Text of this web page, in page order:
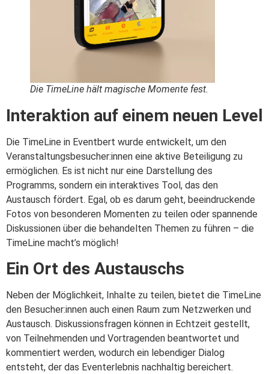
Die TimeLine hält magische Momente fest.
Interaktion auf einem neuen Level
Die TimeLine in Eventbert wurde entwickelt, um den
Veranstaltungsbesucher:innen eine aktive Beteiligung zu
ermöglichen. Es ist nicht nur eine Darstellung des
Programms, sondern ein interaktives Tool, das den
Austausch fördert. Egal, ob es darum geht, beeindruckende
Fotos von besonderen Momenten zu teilen oder spannende
Diskussionen über die behandelten Themen zu führen – die
TimeLine macht’s möglich!
Ein Ort des Austauschs
Neben der Möglichkeit, Inhalte zu teilen, bietet die TimeLine
den Besucher:innen auch einen Raum zum Netzwerken und
Austausch. Diskussionsfragen können in Echtzeit gestellt,
von Teilnehmenden und Vortragenden beantwortet und
kommentiert werden, wodurch ein lebendiger Dialog
entsteht, der das Eventerlebnis nachhaltig bereichert.